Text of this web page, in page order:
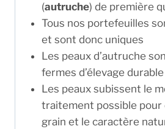
(autruche) de première
Tous nos portefeuilles
et sont donc uniques
Les peaux d’autruche
fermes d’élevage durable
Les peaux subissent le
traitement possible pour
grain et le caractère